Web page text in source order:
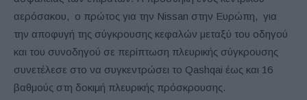
αερόσακου, ο πρώτος για την Nissan στην Ευρώπη, για
την αποφυγή της σύγκρουσης κεφαλών μεταξύ του οδηγού
και του συνοδηγού σε περίπτωση πλευρικής σύγκρουσης
συνετέλεσε στο να συγκεντρώσει το Qashqai έως και 16
βαθμούς στη δοκιμή πλευρικής πρόσκρουσης.